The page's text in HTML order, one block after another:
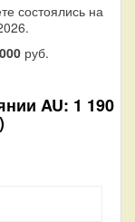
состоялись на
руб.
AU: 1 190